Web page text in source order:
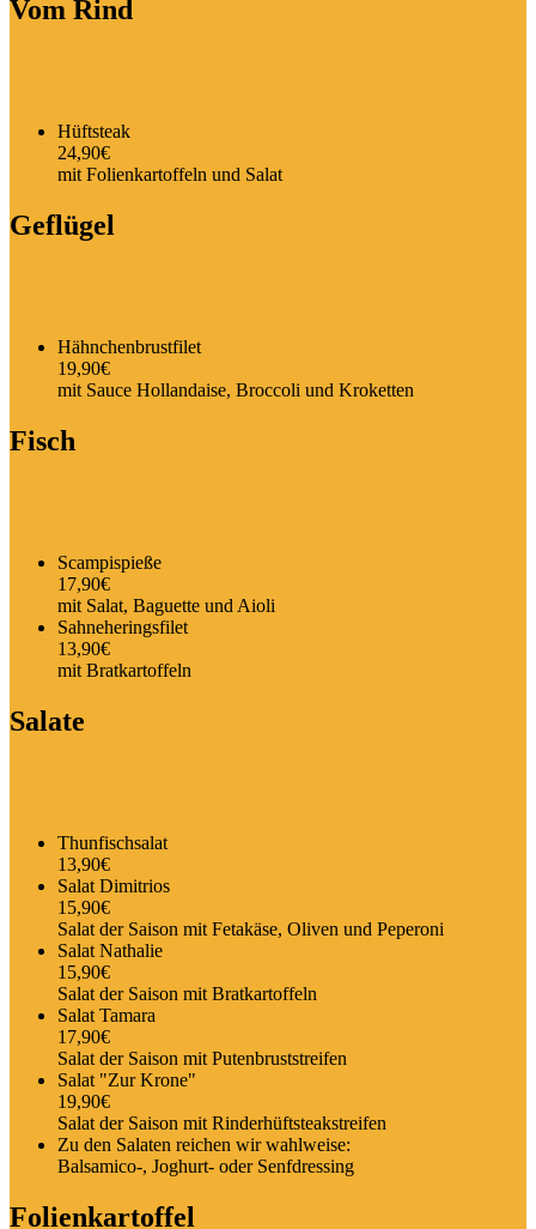
Vom Rind
Hüftsteak
24,90€
mit Folienkartoffeln und Salat
Geflügel
Hähnchenbrustfilet
19,90€
mit Sauce Hollandaise, Broccoli und Kroketten
Fisch
Scampispieße
17,90€
mit Salat, Baguette und Aioli
Sahneheringsfilet
13,90€
mit Bratkartoffeln
Salate
Thunfischsalat
13,90€
Salat Dimitrios
15,90€
Salat der Saison mit Fetakäse, Oliven und Peperoni
Salat Nathalie
15,90€
Salat der Saison mit Bratkartoffeln
Salat Tamara
17,90€
Salat der Saison mit Putenbruststreifen
Salat "Zur Krone"
19,90€
Salat der Saison mit Rinderhüftsteakstreifen
Zu den Salaten reichen wir wahlweise:
Balsamico-, Joghurt- oder Senfdressing
Folienkartoffel